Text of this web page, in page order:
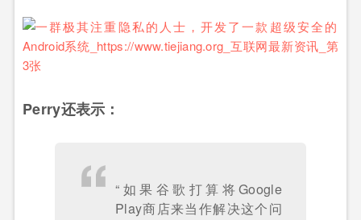
Perry还表示：
“如果谷歌打算将Google
Play商店来当作解决这个问